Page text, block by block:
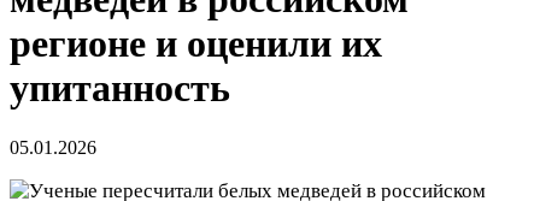
регионе и оценили их
упитанность
05.01.2026